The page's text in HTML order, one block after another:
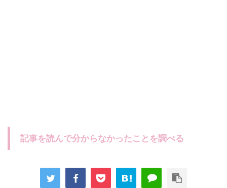
記事を読んで分からなかったことを調べる